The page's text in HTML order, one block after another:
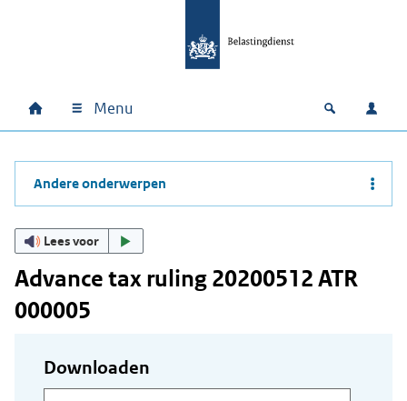
Hoofdnavigatie
Home Menu Open
Andere onderwerpen
Lees voor
Advance tax ruling 20200512 ATR
000005
Downloaden